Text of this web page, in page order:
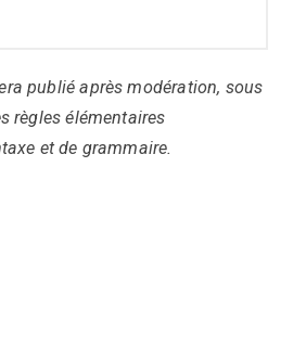
publié après modération, sous
règles élémentaires
et de grammaire.